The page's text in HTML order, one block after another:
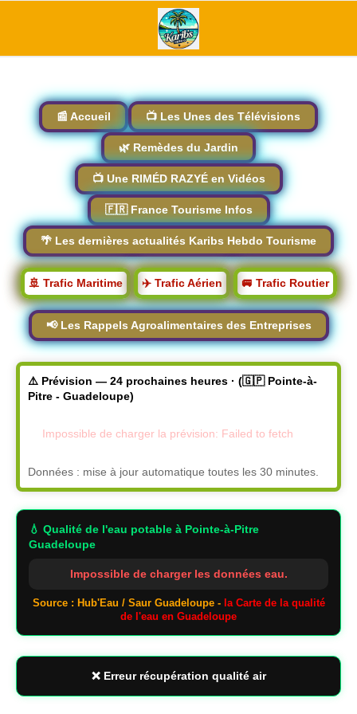
📰 Accueil 📺 Les Unes des Télévisions
🌿 Remèdes du Jardin
📺 Une RIMÉD RAZYÉ en Vidéos
🇫🇷 France Tourisme Infos
🌴 Les dernières actualités Karibs Hebdo Tourisme
🚢 Trafic Maritime ✈️ Trafic Aérien 🚐 Trafic Routier
📢 Les Rappels Agroalimentaires des Entreprises
⚠️ Prévision — 24 prochaines heures · (🇬🇵 Pointe-à-
Pitre - Guadeloupe)
Impossible de charger la prévision: Failed to fetch
Données : mise à jour automatique toutes les 30 minutes.
💧 Qualité de l'eau potable à Pointe-à-Pitre
Guadeloupe
Impossible de charger les données eau.
Source : Hub'Eau / Saur Guadeloupe - la Carte de la qualité
de l'eau en Guadeloupe
❌ Erreur récupération qualité air